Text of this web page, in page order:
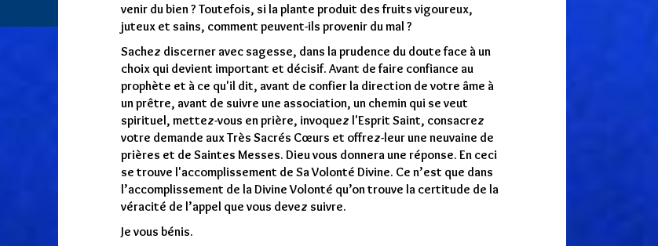
venir du bien ? Toutefois, si la plante produit des fruits vigoureux,
juteux et sains, comment peuvent-ils provenir du mal ?
Sachez discerner avec sagesse, dans la prudence du doute face à un
choix qui devient important et décisif. Avant de faire confiance au
prophète et à ce qu'il dit, avant de confier la direction de votre âme à
un prêtre, avant de suivre une association, un chemin qui se veut
spirituel, mettez-vous en prière, invoquez l'Esprit Saint, consacrez
votre demande aux Très Sacrés Cœurs et offrez-leur une neuvaine de
prières et de Saintes Messes. Dieu vous donnera une réponse. En ceci
se trouve l'accomplissement de Sa Volonté Divine. Ce n’est que dans
l’accomplissement de la Divine Volonté qu’on trouve la certitude de la
véracité de l’appel que vous devez suivre.
Je vous bénis.